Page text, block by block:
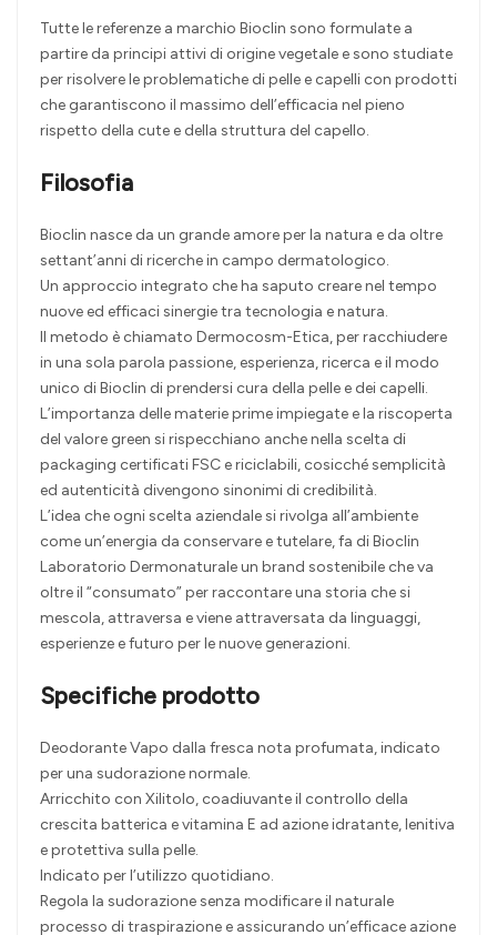
Tutte le referenze a marchio Bioclin sono formulate a
partire da principi attivi di origine vegetale e sono studiate
per risolvere le problematiche di pelle e capelli con prodotti
che garantiscono il massimo dell’efficacia nel pieno
rispetto della cute e della struttura del capello.
Filosofia
Bioclin nasce da un grande amore per la natura e da oltre
settant’anni di ricerche in campo dermatologico.
Un approccio integrato che ha saputo creare nel tempo
nuove ed efficaci sinergie tra tecnologia e natura.
Il metodo è chiamato Dermocosm-Etica, per racchiudere
in una sola parola passione, esperienza, ricerca e il modo
unico di Bioclin di prendersi cura della pelle e dei capelli.
L’importanza delle materie prime impiegate e la riscoperta
del valore green si rispecchiano anche nella scelta di
packaging certificati FSC e riciclabili, cosicché semplicità
ed autenticità divengono sinonimi di credibilità.
L’idea che ogni scelta aziendale si rivolga all’ambiente
come un’energia da conservare e tutelare, fa di Bioclin
Laboratorio Dermonaturale un brand sostenibile che va
oltre il “consumato” per raccontare una storia che si
mescola, attraversa e viene attraversata da linguaggi,
esperienze e futuro per le nuove generazioni.
Specifiche prodotto
Deodorante Vapo dalla fresca nota profumata, indicato
per una sudorazione normale.
Arricchito con Xilitolo, coadiuvante il controllo della
crescita batterica e vitamina E ad azione idratante, lenitiva
e protettiva sulla pelle.
Indicato per l’utilizzo quotidiano.
Regola la sudorazione senza modificare il naturale
processo di traspirazione e assicurando un’efficace azione